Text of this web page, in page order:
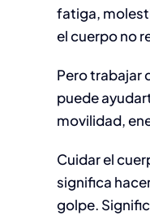
fatiga,
el cuerpo no
Pero trabajar
puede
movilidad,
Cuidar el
significa
golpe.